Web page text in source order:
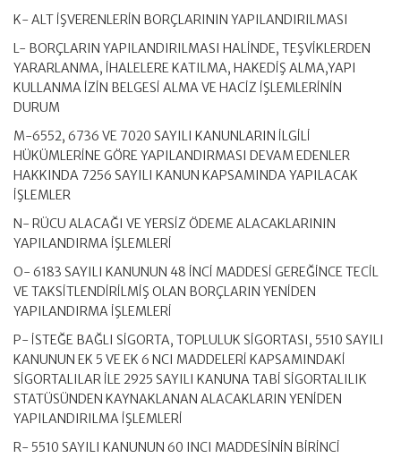
K- ALT İŞVERENLERİN BORÇLARININ YAPILANDIRILMASI
L- BORÇLARIN YAPILANDIRILMASI HALİNDE, TEŞVİKLERDEN
YARARLANMA, İHALELERE KATILMA, HAKEDİŞ ALMA,YAPI
KULLANMA İZİN BELGESİ ALMA VE HACİZ İŞLEMLERİNİN
DURUM
M-6552, 6736 VE 7020 SAYILI KANUNLARIN İLGİLİ
HÜKÜMLERİNE GÖRE YAPILANDIRMASI DEVAM EDENLER
HAKKINDA 7256 SAYILI KANUN KAPSAMINDA YAPILACAK
İŞLEMLER
N- RÜCU ALACAĞI VE YERSİZ ÖDEME ALACAKLARININ
YAPILANDIRMA İŞLEMLERİ
O- 6183 SAYILI KANUNUN 48 İNCİ MADDESİ GEREĞİNCE TECİL
VE TAKSİTLENDİRİLMİŞ OLAN BORÇLARIN YENİDEN
YAPILANDIRMA İŞLEMLERİ
P- İSTEĞE BAĞLI SİGORTA, TOPLULUK SİGORTASI, 5510 SAYILI
KANUNUN EK 5 VE EK 6 NCI MADDELERİ KAPSAMINDAKİ
SİGORTALILAR İLE 2925 SAYILI KANUNA TABİ SİGORTALILIK
STATÜSÜNDEN KAYNAKLANAN ALACAKLARIN YENİDEN
YAPILANDIRILMA İŞLEMLERİ
R- 5510 SAYILI KANUNUN 60 INCI MADDESİNİN BİRİNCİ